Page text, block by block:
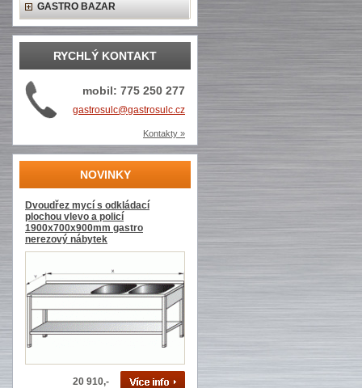
GASTRO BAZAR
RYCHLÝ KONTAKT
mobil: 775 250 277
gastrosulc@gastrosulc.cz
Kontakty »
NOVINKY
Dvoudřez mycí s odkládací
plochou vlevo a policí
1900x700x900mm gastro
nerezový nábytek
20 910,-